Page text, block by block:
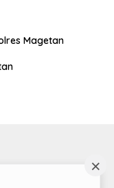
Magetan